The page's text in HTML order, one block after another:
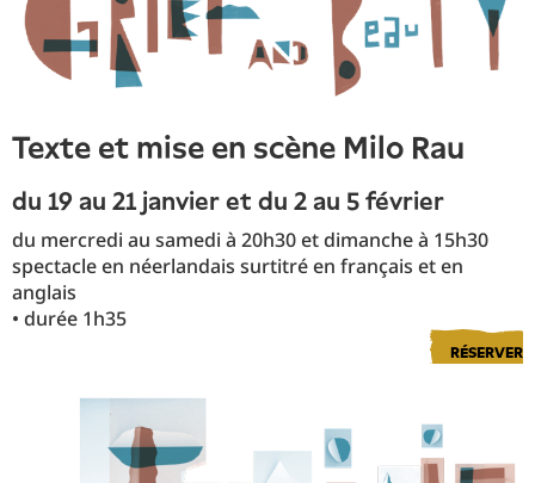
texte et mise en scène Milo Rau
du 19 au 21 janvier et du 2 au 5 février
du mercredi au samedi à 20h30 et dimanche à 15h30
spectacle en néerlandais surtitré en français et en
anglais
• durée 1h35
RÉSERVER